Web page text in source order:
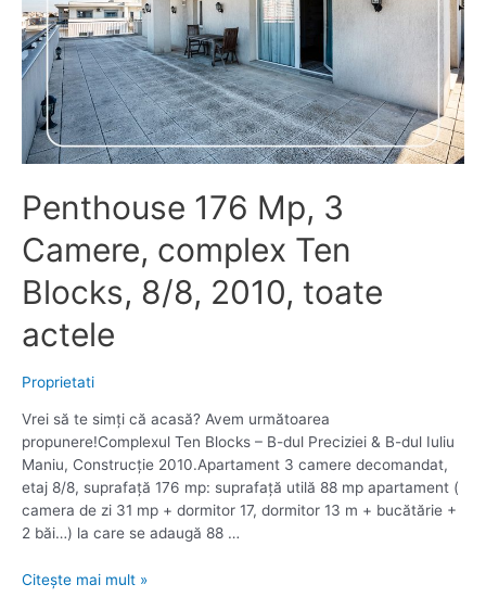
bine
întreținut,
Liber.
Penthouse 176 Mp, 3
Camere, complex Ten
Blocks, 8/8, 2010, toate
actele
Proprietati
Vrei să te simți că acasă? Avem următoarea
propunere!Complexul Ten Blocks – B-dul Preciziei & B-dul Iuliu
Maniu, Construcție 2010.Apartament 3 camere decomandat,
etaj 8/8, suprafață 176 mp: suprafață utilă 88 mp apartament (
camera de zi 31 mp + dormitor 17, dormitor 13 m + bucătărie +
2 băi…) la care se adaugă 88 …
Penthouse
Citește mai mult »